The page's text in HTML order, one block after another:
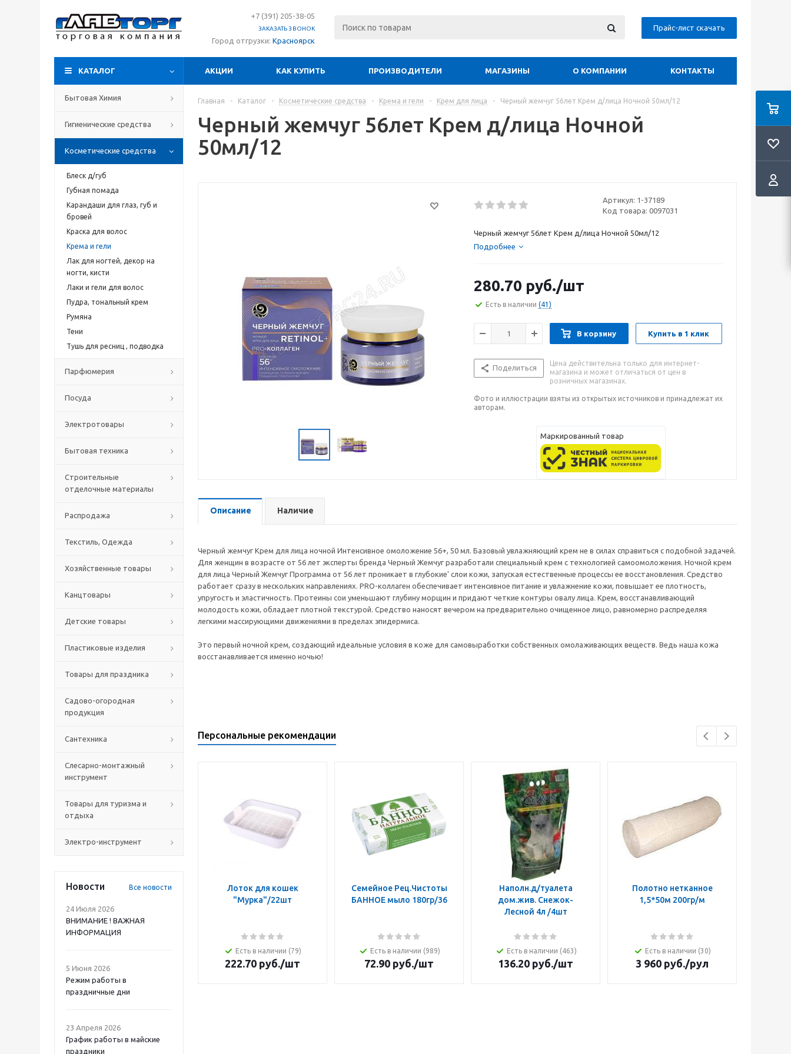
+7 (391) 205-38-05
ЗАКАЗАТЬ ЗВОНОК
Город отгрузки: Красноярск
Прайс-лист скачать
КАТАЛОГ АКЦИИ КАК КУПИТЬ ПРОИЗВОДИТЕЛИ МАГАЗИНЫ О КОМПАНИИ КОНТАКТЫ
Бытовая Химия
Гигиенические средства
Косметические средства
Блеск д/губ
Губная помада
Карандаши для глаз, губ и
бровей
Краска для волос
Крема и гели
Лак для ногтей, декор на
ногти, кисти
Лаки и гели для волос
Пудра, тональный крем
Румяна
Тени
Тушь для ресниц , подводка
Парфюмерия
Посуда
Электротовары
Бытовая техника
Строительные
отделочные материалы
Распродажа
Текстиль, Одежда
Хозяйственные товары
Канцтовары
Детские товары
Пластиковые изделия
Товары для праздника
Садово-огородная
продукция
Сантехника
Слесарно-монтажный
инструмент
Товары для туризма и
отдыха
Электро-инструмент
Новости Все новости
24 Июля 2026
ВНИМАНИЕ ! ВАЖНАЯ
ИНФОРМАЦИЯ
5 Июня 2026
Режим работы в
праздничные дни
23 Апреля 2026
График работы в майские
праздники
Главная - Каталог - Косметические средства - Крема и гели - Крем для лица - Черный жемчуг 56лет Крем д/лица Ночной 50мл/12
Черный жемчуг 56лет Крем д/лица Ночной
50мл/12
Артикул: 1-37189
Код товара: 0097031
Черный жемчуг 56лет Крем д/лица Ночной 50мл/12
Подробнее
280.70 руб./шт
Есть в наличии (41)
В корзину Купить в 1 клик
Поделиться
Цена действительна только для интернет-
магазина и может отличаться от цен в
розничных магазинах.
Фото и иллюстрации взяты из открытых источников и принадлежат их
авторам.
Маркированный товар
Описание Наличие
Черный жемчуг Крем для лица ночной Интенсивное омоложение 56+, 50 мл. Базовый увлажняющий крем не в силах справиться с подобной задачей.
Для женщин в возрасте от 56 лет эксперты бренда Черный Жемчуг разработали специальный крем с технологией самоомоложения. Ночной крем
для лица Черный Жемчуг Программа от 56 лет проникает в глубокие' слои кожи, запуская естественные процессы ее восстановления. Средство
работает сразу в нескольких направлениях. PRO-коллаген обеспечивает интенсивное питание и увлажнение кожи, повышает ее плотность,
упругость и эластичность. Протеины сои уменьшают глубину морщин и придают четкие контуры овалу лица. Крем, восстанавливающий
молодость кожи, обладает плотной текстурой. Средство наносят вечером на предварительно очищенное лицо, равномерно распределяя
легкими массирующими движениями в пределах эпидермиса.
Это первый ночной крем, создающий идеальные условия в коже для самовыработки собственных омолаживающих веществ. Ведь наша кожа
восстанавливается именно ночью!
Персональные рекомендации
Лоток для кошек
"Мурка"/22шт
Есть в наличии (79)
222.70 руб./шт
Семейное Рец.Чистоты
БАННОЕ мыло 180гр/36
Есть в наличии (989)
72.90 руб./шт
Наполн.д/туалета
дом.жив. Снежок-
Лесной 4л /4шт
Есть в наличии (463)
136.20 руб./шт
Полотно нетканное
1,5*50м 200гр/м
Есть в наличии (30)
3 960 руб./рул